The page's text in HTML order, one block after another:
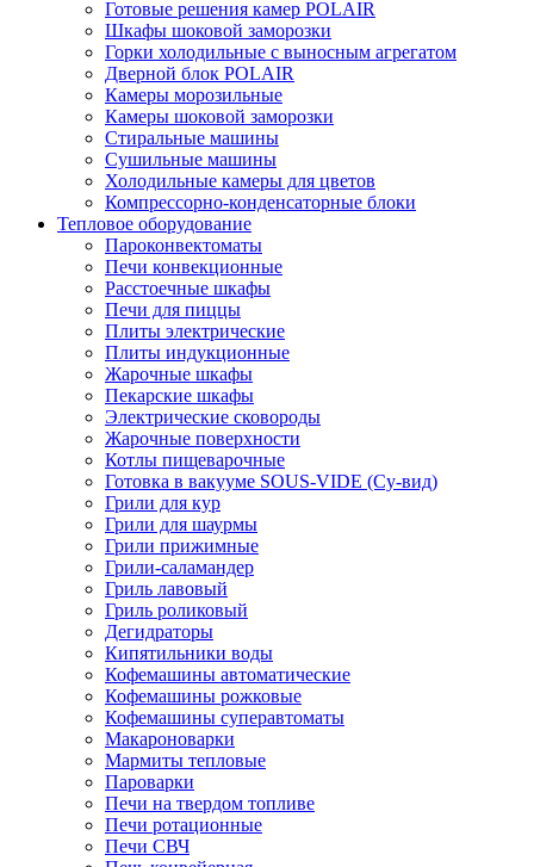
Готовые решения камер POLAIR
Шкафы шоковой заморозки
Горки холодильные с выносным агрегатом
Дверной блок POLAIR
Камеры морозильные
Камеры шоковой заморозки
Стиральные машины
Сушильные машины
Холодильные камеры для цветов
Компрессорно-конденсаторные блоки
Тепловое оборудование
Пароконвектоматы
Печи конвекционные
Расстоечные шкафы
Печи для пиццы
Плиты электрические
Плиты индукционные
Жарочные шкафы
Пекарские шкафы
Электрические сковороды
Жарочные поверхности
Котлы пищеварочные
Готовка в вакууме SOUS-VIDE (Су-вид)
Грили для кур
Грили для шаурмы
Грили прижимные
Грили-саламандер
Гриль лавовый
Гриль роликовый
Дегидраторы
Кипятильники воды
Кофемашины автоматические
Кофемашины рожковые
Кофемашины суперавтоматы
Макароноварки
Мармиты тепловые
Пароварки
Печи на твердом топливе
Печи ротационные
Печи СВЧ